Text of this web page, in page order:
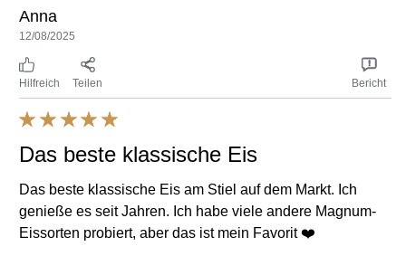
Anna
12/08/2025
Hilfreich Teilen Bericht
Das beste klassische Eis
Das beste klassische Eis am Stiel auf dem Markt. Ich
genieße es seit Jahren. Ich habe viele andere Magnum-
Eissorten probiert, aber das ist mein Favorit ❤️